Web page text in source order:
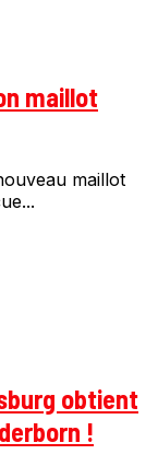
maillot
maillot
obtient
!